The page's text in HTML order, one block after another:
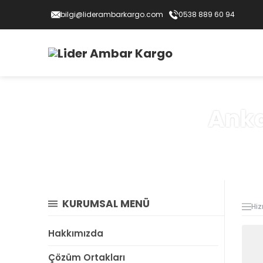
bilgi@liderambarkargo.com 0538 889 60 94
KURUMSAL MENÜ
Hakkımızda
Çözüm Ortakları